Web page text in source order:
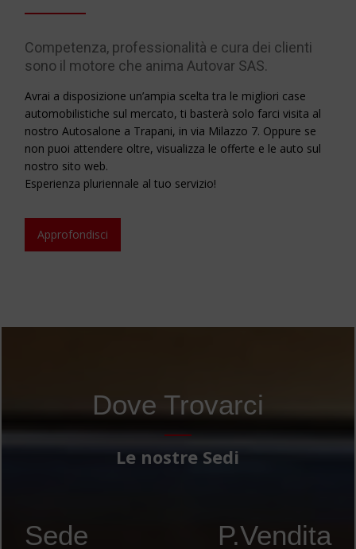
Competenza, professionalità e cura dei clienti
sono il motore che anima Autovar SAS.
Avrai a disposizione un’ampia scelta tra le migliori case
automobilistiche sul mercato, ti basterà solo farci visita al
nostro Autosalone a Trapani, in via Milazzo 7. Oppure se
non puoi attendere oltre, visualizza le offerte e le auto sul
nostro sito web.
Esperienza pluriennale al tuo servizio!
Approfondisci
Dove Trovarci
Le nostre Sedi
Sede P.Vendita